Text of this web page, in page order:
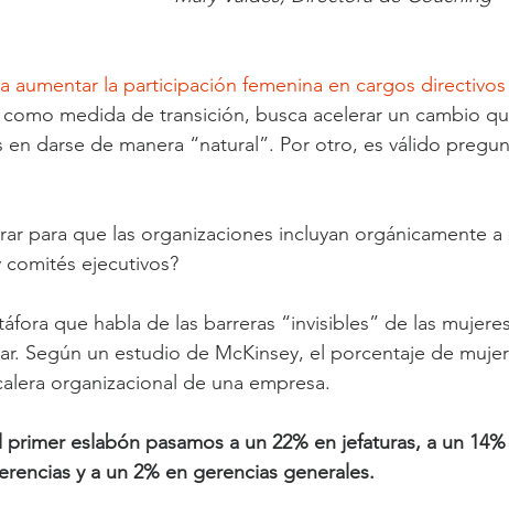
aumentar la participación femenina en cargos
medida de transición, busca acelerar un cambio
en darse de manera “natural”. Por otro, es válido
para que las organizaciones incluyan orgánicamente a
ejecutivos?
que habla de las barreras “invisibles” de las
Según un estudio de McKinsey, el porcentaje de
organizacional de una empresa.
eslabón pasamos a un 22% en jefaturas, a un
y a un 2% en gerencias generales.